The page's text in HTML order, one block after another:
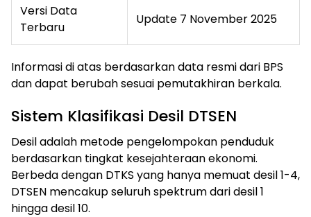
Versi Data
Terbaru
Update 7 November 2025
Informasi di atas berdasarkan data resmi dari BPS
dan dapat berubah sesuai pemutakhiran berkala.
Sistem Klasifikasi Desil DTSEN
Desil adalah metode pengelompokan penduduk
berdasarkan tingkat kesejahteraan ekonomi.
Berbeda dengan DTKS yang hanya memuat desil 1-4,
DTSEN mencakup seluruh spektrum dari desil 1
hingga desil 10.